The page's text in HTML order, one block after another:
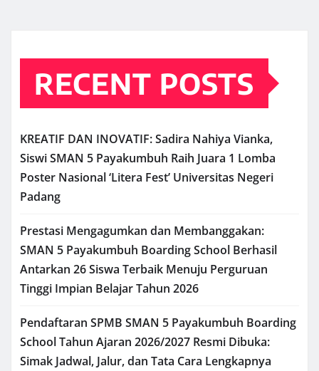
RECENT POSTS
KREATIF DAN INOVATIF: Sadira Nahiya Vianka,
Siswi SMAN 5 Payakumbuh Raih Juara 1 Lomba
Poster Nasional ‘Litera Fest’ Universitas Negeri
Padang
Prestasi Mengagumkan dan Membanggakan:
SMAN 5 Payakumbuh Boarding School Berhasil
Antarkan 26 Siswa Terbaik Menuju Perguruan
Tinggi Impian Belajar Tahun 2026
Pendaftaran SPMB SMAN 5 Payakumbuh Boarding
School Tahun Ajaran 2026/2027 Resmi Dibuka:
Simak Jadwal, Jalur, dan Tata Cara Lengkapnya